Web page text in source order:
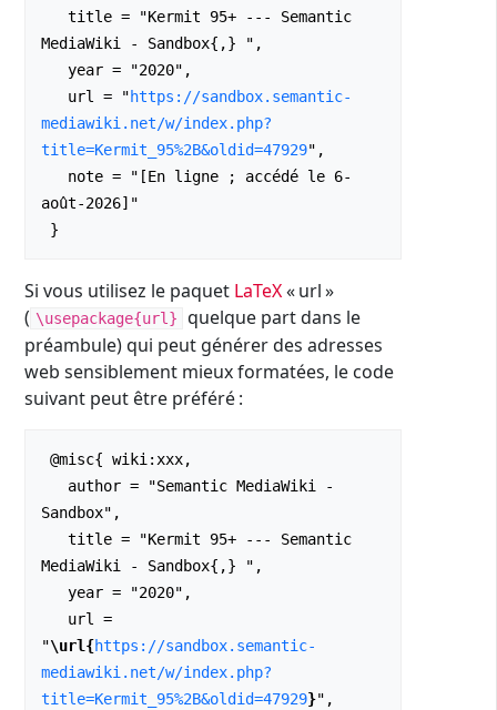
MediaWiki - Sandbox{,} ",
   url = "
https://sandbox.semantic-
mediawiki.net/w/index.php?
title=Kermit_95%2B&oldid=47929",
août-2026]"
Si vous utilisez le paquet LaTeX« url »
( \usepackage{url}
quelque part dans le
préambule) qui peut générer des adresses
web sensiblement mieux formatées, le code
suivant peut être préféré :
Sandbox",
MediaWiki - Sandbox{,} ",
"\url{https://sandbox.semantic-
mediawiki.net/w/index.php?
title=Kermit_95%2B&oldid=47929}",